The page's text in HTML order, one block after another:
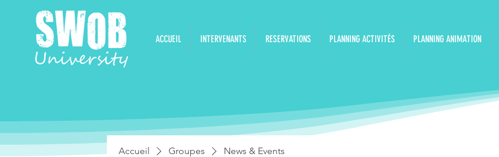
ACCUEIL INTERVENANTS RESERVATIONS PLANNING ACTIVITÉS PLANNING ANIMATION
Accueil Groupes News & Events